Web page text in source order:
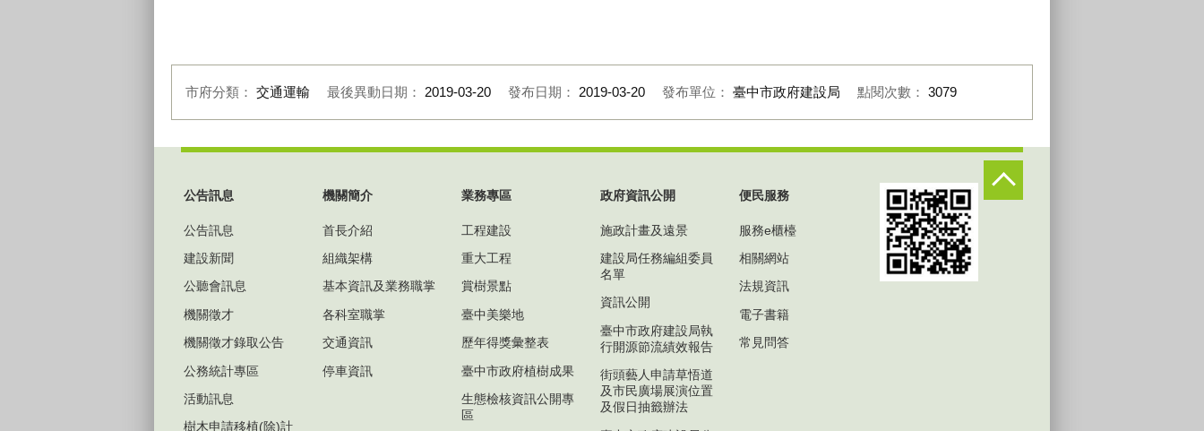
市府分類： 交通運輸 最後異動日期： 2019-03-20 發布日期： 2019-03-20 發布單位： 臺中市政府建設局 點閱次數： 3079
公告訊息
公告訊息
建設新聞
公聽會訊息
機關徵才
機關徵才錄取公告
公務統計專區
活動訊息
樹木申請移植(除)計
機關簡介
首長介紹
組織架構
基本資訊及業務職掌
各科室職掌
交通資訊
停車資訊
業務專區
工程建設
重大工程
賞樹景點
臺中美樂地
歷年得獎彙整表
臺中市政府植樹成果
生態檢核資訊公開專
區
政府資訊公開
施政計畫及遠景
建設局任務編組委員
名單
資訊公開
臺中市政府建設局執
行開源節流績效報告
街頭藝人申請草悟道
及市民廣場展演位置
及假日抽籤辦法
便民服務
服務e櫃檯
相關網站
法規資訊
電子書籍
常見問答